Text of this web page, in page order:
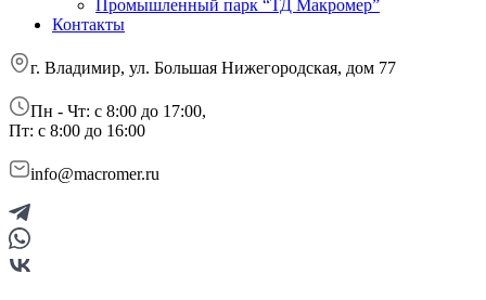
Промышленный парк “ТД Макромер”
Контакты
г. Владимир, ул. Большая Нижегородская, дом 77
Пн - Чт: с 8:00 до 17:00,
Пт: с 8:00 до 16:00
info@macromer.ru